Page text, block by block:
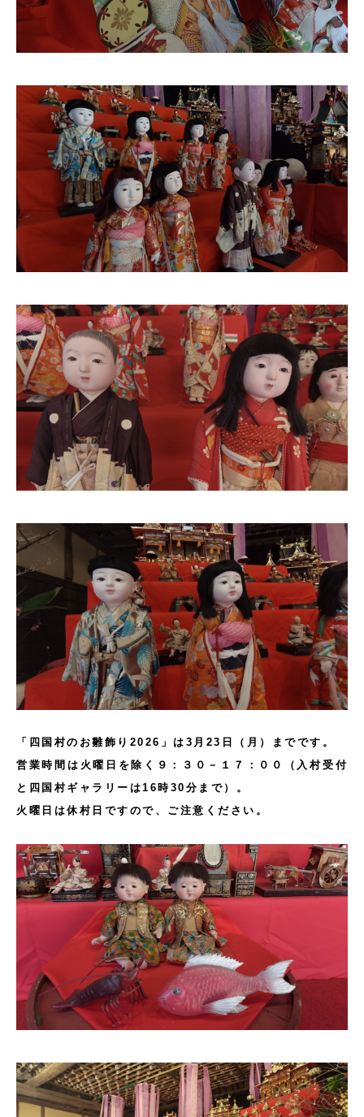
「四国村のお雛飾り2026」は3月23日（月）までです。
営業時間は火曜日を除く９：３０－１７：００（入村受付
と四国村ギャラリーは16時30分まで）。
火曜日は休村日ですので、ご注意ください。